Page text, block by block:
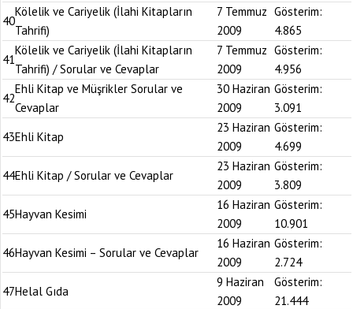
40
Kölelik ve Cariyelik (İlahi Kitapların
Tahrifi)
7 Temmuz
2009
Gösterim:
4.865
41
Kölelik ve Cariyelik (İlahi Kitapların
Tahrifi) / Sorular ve Cevaplar
7 Temmuz
2009
Gösterim:
4.956
42
Ehli Kitap ve Müşrikler Sorular ve
Cevaplar
30 Haziran
2009
Gösterim:
3.091
43Ehli Kitap
23 Haziran
2009
Gösterim:
4.699
44Ehli Kitap / Sorular ve Cevaplar
23 Haziran
2009
Gösterim:
3.809
45Hayvan Kesimi
16 Haziran
2009
Gösterim:
10.901
46Hayvan Kesimi – Sorular ve Cevaplar
16 Haziran
2009
Gösterim:
2.724
47Helal Gıda
9 Haziran
2009
Gösterim:
21.444